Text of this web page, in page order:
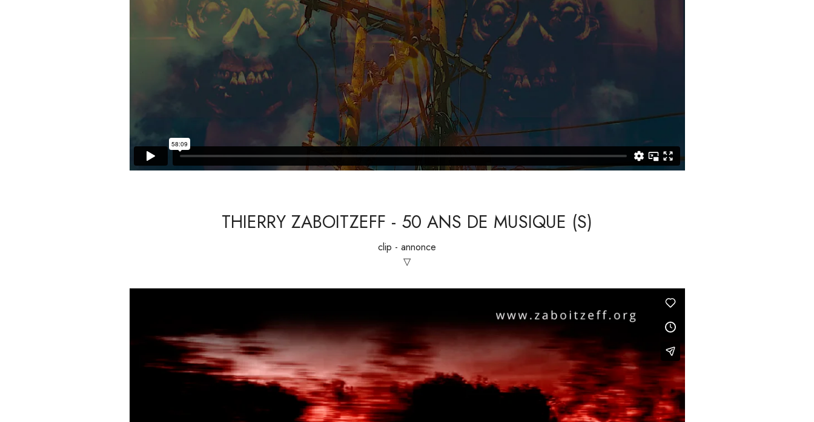
THIERRY ZABOITZEFF - 50 ANS DE MUSIQUE (S)
clip - annonce
▽